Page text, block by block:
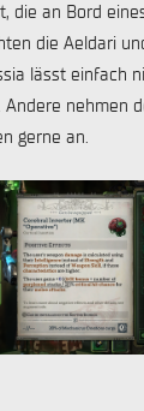
die an Bord
die Aeldari
lässt einfach
nehmen
gerne an.